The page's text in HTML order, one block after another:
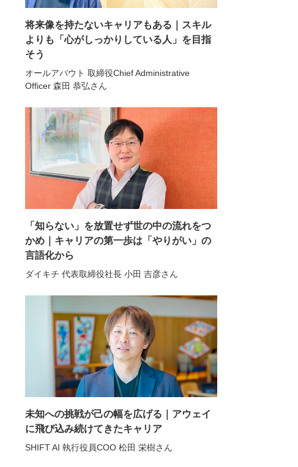
将来像を持たないキャリアもある｜スキル
よりも「心がしっかりしている人」を目指
そう
オールアバウト 取締役Chief Administrative
Officer 森田 恭弘さん
「知らない」を放置せず世の中の流れをつ
かめ｜キャリアの第一歩は「やりがい」の
言語化から
ダイキチ 代表取締役社長 小田 吉彦さん
未知への挑戦が己の幅を広げる｜アウェイ
に飛び込み続けてきたキャリア
SHIFT AI 執行役員COO 松田 栄樹さん